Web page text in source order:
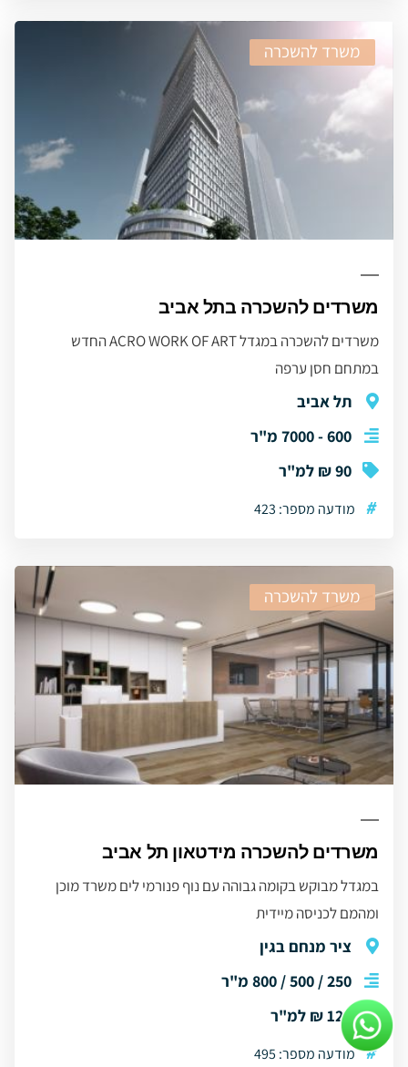
משרד להשכרה
משרדים להשכרה בתל אביב
משרדים להשכרה במגדל ACRO WORK OF ART החדש
במתחם חסן ערפה
תל אביב
600 - 7000 מ"ר
90 ₪ למ"ר
# מודעה מספר: 423
משרד להשכרה
משרדים להשכרה מידטאון תל אביב
במגדל מבוקש בקומה גבוהה עם נוף פנורמי לים משרד מוכן
ומהמם לכניסה מיידית
ציר מנחם בגין
250 / 500 / 800 מ"ר
120 ₪ למ"ר
#מודעה מספר: 495